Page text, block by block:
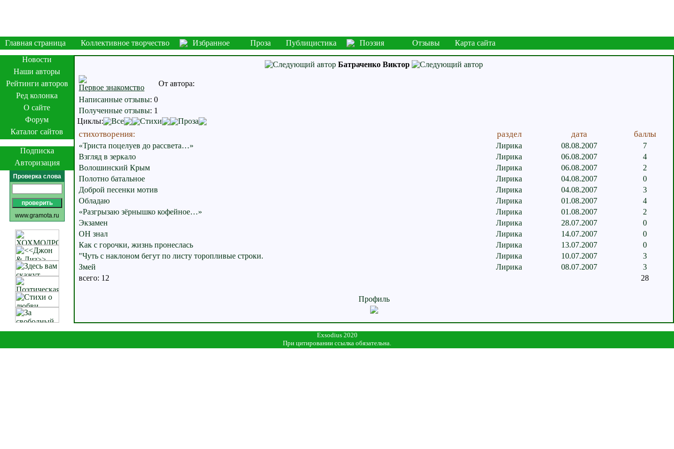
Главная страница Коллективное творчество Избранное Проза Публицистика Поэзия Отзывы
Карта сайта
Новости
Наши авторы
Рейтинги авторов
Ред колонка
О сайте
Форум
Каталог сайтов
Подписка
Авторизация
Проверка слова
www.gramota.ru
Батраченко Виктор
Первое знакомство
От автора:
Написанные отзывы: 0
Полученные отзывы: 1
Циклы:
Все Стихи Проза
стихотворения: раздел дата баллы
«Триста поцелуев до рассвета…» Лирика 08.08.2007
7
Взгляд в зеркало
Лирика 06.08.2007
4
Волошинский Крым
Лирика 06.08.2007
2
Полотно батальное
Лирика 04.08.2007
0
Доброй песенки мотив
Лирика 04.08.2007
3
Обладаю
Лирика 01.08.2007
4
«Разгрызаю зёрнышко кофейное…»
Лирика 01.08.2007
2
Экзамен
Лирика 28.07.2007
0
ОН знал
Лирика 14.07.2007
0
Как с горочки, жизнь пронеслась
Лирика 13.07.2007
0
"Чуть с наклоном бегут по листу торопливые строки.
Лирика 10.07.2007
3
Змей
Лирика 08.07.2007
3
всего: 12
28
Профиль
Exsodius 2020
При цитировании ссылка обязательна.